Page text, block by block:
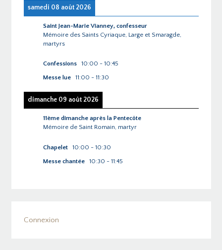
samedi 08 août 2026
Saint Jean-Marie Vianney, confesseur
Mémoire des Saints Cyriaque, Large et Smaragde,
martyrs
Confessions 10:00 - 10:45
Messe lue
11:00 - 11:30
dimanche 09 août 2026
11ème dimanche après la Pentecôte
Mémoire de Saint Romain, martyr
Chapelet 10:00 - 10:30
Messe chantée
10:30 - 11:45
Connexion